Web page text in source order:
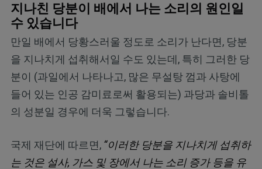
지나친 당분이 배에서 나는 소리의 원인일
수 있습니다
만일 배에서 당황스러울 정도로 소리가 난다면, 당분
을 지나치게 섭취해서일 수도 있는데, 특히 그러한 당
분이 (과일에서 나타나고, 많은 무설탕 껌과 사탕에
들어 있는 인공 감미료로써 활용되는) 과당과 솔비톨
의 성분일 경우에 더욱 그렇습니다.
국제 재단에 따르면, “이러한 당분을 지나치게 섭취하
는 것은 설사, 가스 및 장에서 나는 소리 증가 등을 유